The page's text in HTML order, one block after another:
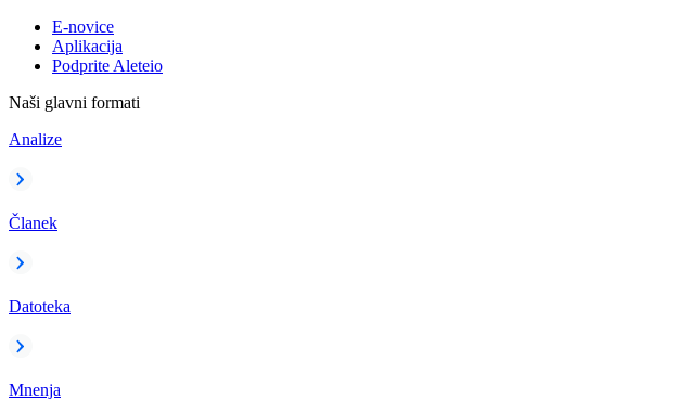
E-novice
Aplikacija
Podprite Aleteio
Naši glavni formati
Analize
Članek
Datoteka
Mnenja